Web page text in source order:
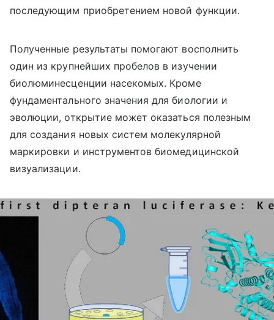
последующим приобретением новой функции.
Полученные результаты помогают восполнить
один из крупнейших пробелов в изучении
биолюминесценции насекомых. Кроме
фундаментального значения для биологии и
эволюции, открытие может оказаться полезным
для создания новых систем молекулярной
маркировки и инструментов биомедицинской
визуализации.